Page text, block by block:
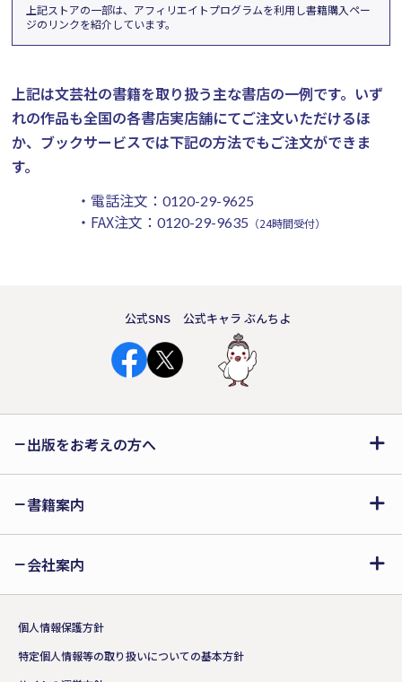
上記ストアの一部は、アフィリエイトプログラムを利用し書籍購入ペー
ジのリンクを紹介しています。
上記は文芸社の書籍を取り扱う主な書店の一例です。 いず
れの作品も全国の各書店実店舗にてご注文いただけるほ
か、ブックサービスでは下記の方法でもご注文ができま
す。
・電話注文： 0120-29-9625
・FAX注文： 0120-29-9635 （24時間受付）
公式SNS 公式キャラ ぶんちよ
出版をお考えの方へ
書籍案内
会社案内
個人情報保護方針
特定個人情報等の取り扱いについての基本方針